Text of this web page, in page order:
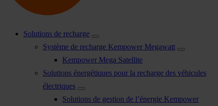
Solutions de recharge
Système de recharge Kempower Megawatt
Kempower Mega Satellite
Solutions énergétiques pour la recharge des véhicules
électriques
Solutions de gestion de l’énergie Kempower